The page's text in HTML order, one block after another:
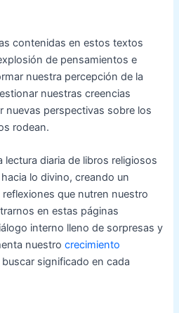
contenidas en estos textos
de pensamientos e
nuestra percepción de la
nuestras creencias
nuevas perspectivas sobre los
rodean.
lectura diaria de libros religiosos
lo divino, creando un
que nutren nuestro
en estas páginas
interno lleno de sorpresas y
nuestrocrecimiento
significado en cada